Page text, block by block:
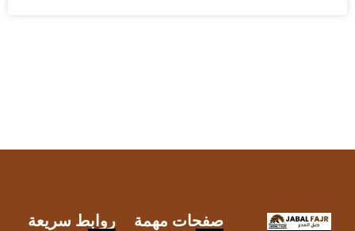
صفحات مهمة روابط سريعة